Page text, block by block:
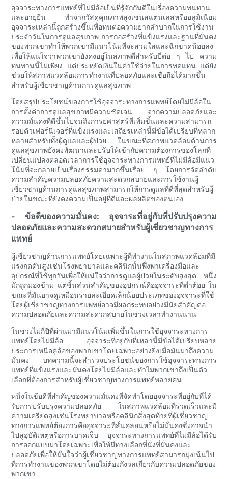
อุจจาระทางการแพทย์ที่ไม่มีล้อเป็นที่รู้จักกันดีในเรื่องความทนทาน
และอายุยืน ทำจากวัสดุคุณภาพสูงเช่นสแตนเลสหรืออลูมิเนียม
อุจจาระเหล่านี้ถูกสร้างขึ้นเพื่อทนต่อความยากลำบากในการใช้งาน
ประจำวันในการดูแลสุขภาพ การก่อสร้างที่แข็งแรงและฐานที่มั่นคง
ของพวกเขาทำให้พวกเขามีแนวโน้มที่จะสวมใส่และฉีกขาดน้อยลง
เพื่อให้แน่ใจว่าพวกเขายังคงอยู่ในสภาพดีสำหรับปีต่อ ๆ ไป ความ
ทนทานนี้ไม่เพียง แต่ประหยัดเงินในค่าใช้จ่ายในการทดแทน แต่ยัง
ช่วยให้สภาพแวดล้อมการทำงานที่ปลอดภัยและเชื่อถือได้มากขึ้น
สำหรับผู้เชี่ยวชาญด้านการดูแลสุขภาพ
โดยสรุปประโยชน์ของการใช้อุจจาระทางการแพทย์โดยไม่มีล้อใน
การตั้งค่าการดูแลสุขภาพมีความชัดเจน จากความปลอดภัยและ
ความมั่นคงที่ดีขึ้นไปจนถึงการยศาสตร์ที่เพิ่มขึ้นและความสามารถ
รอบตัวเฟอร์นิเจอร์ที่แข็งแรงและเสถียรเหล่านี้มีข้อได้เปรียบที่หลาก
หลายสำหรับทั้งผู้ดูแลและผู้ป่วย ในขณะที่สภาพแวดล้อมด้านการ
ดูแลสุขภาพยังคงพัฒนาและปรับให้เข้ากับความต้องการของโลกที่
เปลี่ยนแปลงตลอดเวลาการใช้อุจจาระทางการแพทย์ที่ไม่มีล้อมีแนว
โน้มที่จะกลายเป็นเรื่องธรรมดามากขึ้นเรื่อย ๆ โดยการจัดลำดับ
ความสำคัญความปลอดภัยความสะดวกสบายและการใช้งานผู้
เชี่ยวชาญด้านการดูแลสุขภาพสามารถให้การดูแลที่ดีที่สุดสำหรับผู้
ป่วยในขณะที่ยังคงความเป็นอยู่ที่ดีและผลผลิตของตนเอง
- ข้อดีของความมั่นคง: อุจจาระที่อยู่กับที่ปรับปรุงความ
ปลอดภัยและความสะดวกสบายสำหรับผู้เชี่ยวชาญทางการ
แพทย์
ผู้เชี่ยวชาญด้านการแพทย์โดยเฉพาะผู้ที่ทำงานในสภาพแวดล้อมที่มี
แรงกดดันสูงเช่นโรงพยาบาลและคลินิกนั้นพึ่งพาเครื่องมือและ
อุปกรณ์ที่ใช้ทุกวันเพื่อให้แน่ใจว่าการดูแลผู้ป่วยในระดับสูงสุด หนึ่ง
มักถูกมองข้าม แต่ชิ้นส่วนสำคัญของอุปกรณ์คืออุจจาระที่ต่ำต้อย ใน
ขณะที่มันอาจดูเหมือนรายละเอียดเล็กน้อยประเภทของอุจจาระที่ใช้
โดยผู้เชี่ยวชาญทางการแพทย์อาจมีผลกระทบอย่างมีนัยสำคัญต่อ
ความปลอดภัยและความสะดวกสบายในช่วงเวลาทำงานนาน
ในช่วงไม่กี่ปีที่ผ่านมามีแนวโน้มเพิ่มขึ้นในการใช้อุจจาระทางการ
แพทย์โดยไม่มีล้อ อุจจาระที่อยู่กับที่เหล่านี้มีข้อได้เปรียบหลาย
ประการเหนือคู่ล้อของพวกเขาโดยเฉพาะอย่างยิ่งเมื่อมันมาถึงความ
มั่นคง บทความนี้จะสำรวจประโยชน์ของการใช้อุจจาระทางการ
แพทย์ที่แข็งแรงและมั่นคงโดยไม่มีล้อและทำไมพวกเขาถึงเป็นตัว
เลือกที่ต้องการสำหรับผู้เชี่ยวชาญทางการแพทย์หลายคน
หนึ่งในข้อดีที่สำคัญของความมั่นคงที่จัดทำโดยอุจจาระที่อยู่กับที่ได้
รับการปรับปรุงความปลอดภัย ในสภาพแวดล้อมที่รวดเร็วและมี
ความเครียดสูงเช่นโรงพยาบาลหรือคลินิกสิ่งสุดท้ายที่ผู้เชี่ยวชาญ
ทางการแพทย์ต้องการคืออุจจาระที่สั่นคลอนหรือไม่มั่นคงซึ่งอาจนำ
ไปสู่อุบัติเหตุหรือการบาดเจ็บ อุจจาระทางการแพทย์ที่ไม่มีล้อได้รับ
การออกแบบมาโดยเฉพาะเพื่อให้มีทางเลือกที่นั่งที่มั่นคงและ
ปลอดภัยเพื่อให้มั่นใจว่าผู้เชี่ยวชาญทางการแพทย์สามารถมุ่งเน้นไป
ที่การทำงานของพวกเขาโดยไม่ต้องกังวลเกี่ยวกับความปลอดภัยของ
พวกเขา